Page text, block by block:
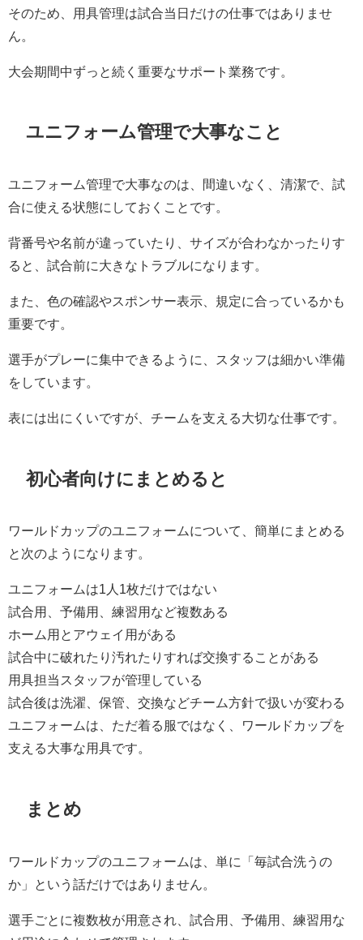
そのため、用具管理は試合当日だけの仕事ではありませ
ん。
大会期間中ずっと続く重要なサポート業務です。
ユニフォーム管理で大事なこと
ユニフォーム管理で大事なのは、間違いなく、清潔で、試
合に使える状態にしておくことです。
背番号や名前が違っていたり、サイズが合わなかったりす
ると、試合前に大きなトラブルになります。
また、色の確認やスポンサー表示、規定に合っているかも
重要です。
選手がプレーに集中できるように、スタッフは細かい準備
をしています。
表には出にくいですが、チームを支える大切な仕事です。
初心者向けにまとめると
ワールドカップのユニフォームについて、簡単にまとめる
と次のようになります。
ユニフォームは1人1枚だけではない
試合用、予備用、練習用など複数ある
ホーム用とアウェイ用がある
試合中に破れたり汚れたりすれば交換することがある
用具担当スタッフが管理している
試合後は洗濯、保管、交換などチーム方針で扱いが変わる
ユニフォームは、ただ着る服ではなく、ワールドカップを
支える大事な用具です。
まとめ
ワールドカップのユニフォームは、単に「毎試合洗うの
か」という話だけではありません。
選手ごとに複数枚が用意され、試合用、予備用、練習用な